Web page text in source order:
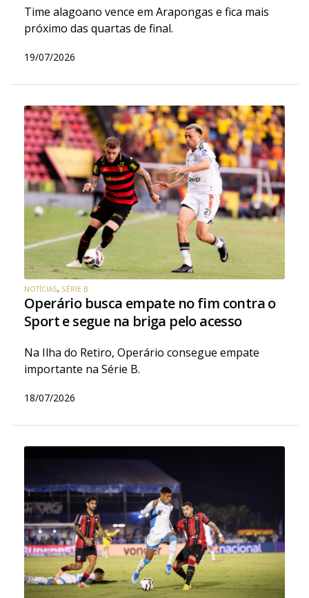
Time alagoano vence em Arapongas e fica mais
próximo das quartas de final.
19/07/2026
NOTÍCIAS, SÉRIE B
Operário busca empate no fim contra o
Sport e segue na briga pelo acesso
Na Ilha do Retiro, Operário consegue empate
importante na Série B.
18/07/2026